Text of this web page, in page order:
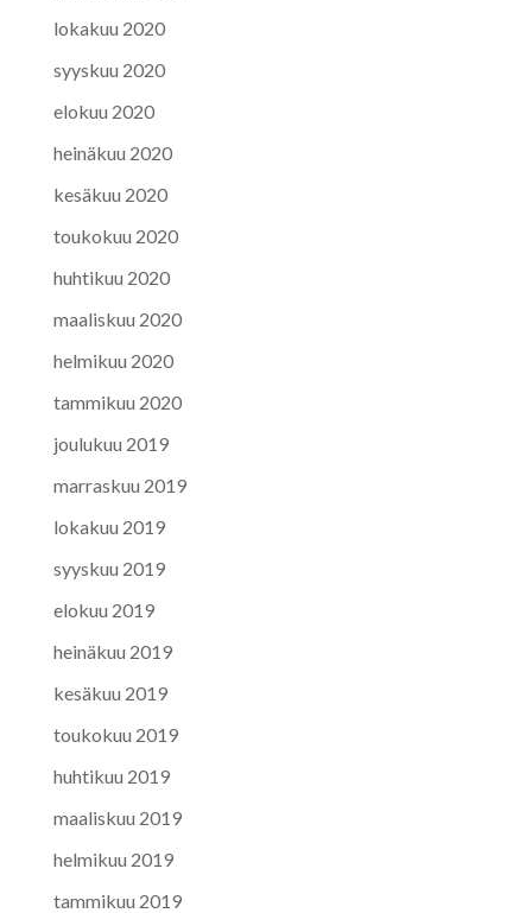
lokakuu 2020
syyskuu 2020
elokuu 2020
heinäkuu 2020
kesäkuu 2020
toukokuu 2020
huhtikuu 2020
maaliskuu 2020
helmikuu 2020
tammikuu 2020
joulukuu 2019
marraskuu 2019
lokakuu 2019
syyskuu 2019
elokuu 2019
heinäkuu 2019
kesäkuu 2019
toukokuu 2019
huhtikuu 2019
maaliskuu 2019
helmikuu 2019
tammikuu 2019